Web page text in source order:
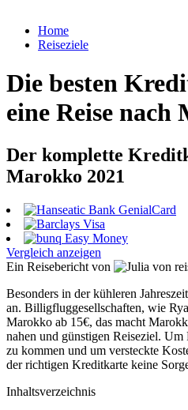
Home
Reiseziele
Die besten
eine Reise nach
Der komplette
Marokko 2021
Vergleich anzeigen
Ein Reisebericht von
Besonders in der kühleren
an. Billigfluggesellschaften, wie
Marokko ab 15€, das macht
nahen und günstigen Reiseziel.
zu kommen und um versteckte
der richtigen Kreditkarte keine
Inhaltsverzeichnis